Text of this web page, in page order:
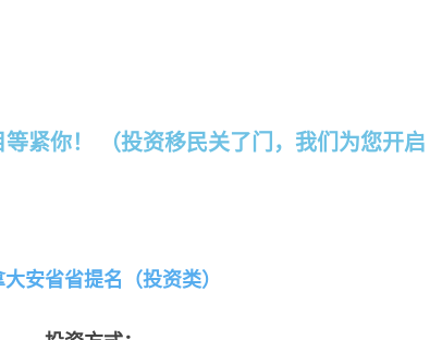
紧你！ （投资移民关了门，我们为您开启
大安省省提名（投资类）